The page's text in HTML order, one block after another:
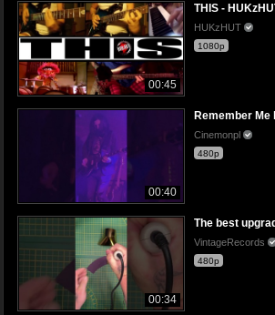
00:45
THIS -
HUKzHUT
1080p
00:40
Remember
Cinemonpl
480p
00:34
The best
VintageRecords
480p